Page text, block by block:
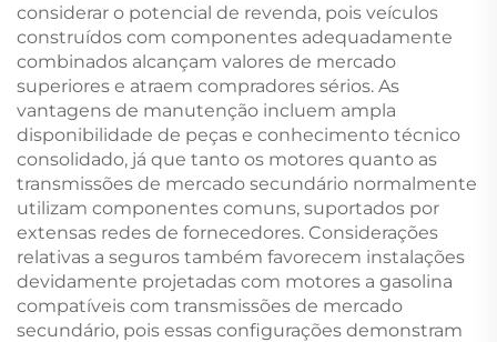
considerar o potencial de revenda, pois veículos
construídos com componentes adequadamente
combinados alcançam valores de mercado
superiores e atraem compradores sérios. As
vantagens de manutenção incluem ampla
disponibilidade de peças e conhecimento técnico
consolidado, já que tanto os motores quanto as
transmissões de mercado secundário normalmente
utilizam componentes comuns, suportados por
extensas redes de fornecedores. Considerações
relativas a seguros também favorecem instalações
devidamente projetadas com motores a gasolina
compatíveis com transmissões de mercado
secundário, pois essas configurações demonstram